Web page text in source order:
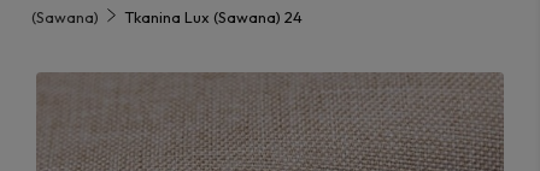
(Sawana)
Tkanina Lux (Sawana) 24